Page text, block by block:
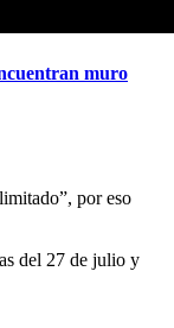
muro
por eso
del 27 de julio y